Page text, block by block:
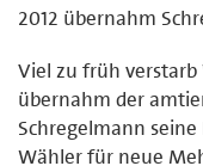
2012 übernahm
Viel zu früh verstarb
übernahm der
Schregelmann
Wähler für neue